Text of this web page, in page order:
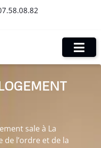
sale à La
l’ordre et de la